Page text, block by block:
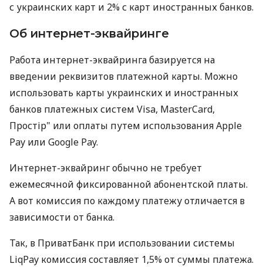
с украинских карт и 2% с карт иностранных банков.
Об интернет-эквайринге
Работа интернет-эквайринга базируется на
введении реквизитов платежной карты. Можно
использовать карты украинских и иностранных
банков платежных систем Visa, MasterCard,
Простір" или оплаты путем использования Apple
Pay или Google Pay.
Интернет-эквайринг обычно не требует
ежемесячной фиксированной абонентской платы.
А вот комиссия по каждому платежу отличается в
зависимости от банка.
Так, в ПриватБанк при использовании системы
LiqPay комиссия составляет 1,5% от суммы платежа.